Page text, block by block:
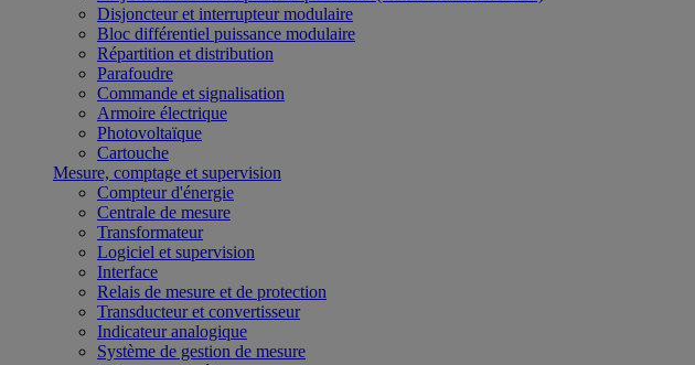
Disjoncteur et interrupteur modulaire
Bloc différentiel puissance modulaire
Répartition et distribution
Parafoudre
Commande et signalisation
Armoire électrique
Photovoltaïque
Cartouche
Mesure, comptage et supervision
Compteur d'énergie
Centrale de mesure
Transformateur
Logiciel et supervision
Interface
Relais de mesure et de protection
Transducteur et convertisseur
Indicateur analogique
Système de gestion de mesure